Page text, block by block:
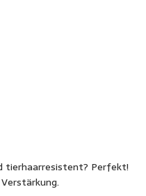
tierhaarresistent? Perfekt!